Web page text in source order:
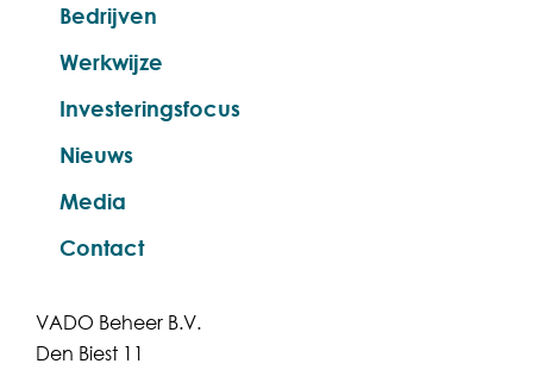
Bedrijven
Werkwijze
Investeringsfocus
Nieuws
Media
Contact
VADO Beheer B.V.
Den Biest 11